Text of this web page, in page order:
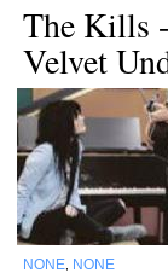
The Kills
Velvet
NONE NONE